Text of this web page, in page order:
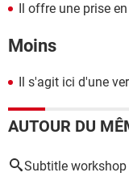
Il offre une prise
Moins
Il s'agit ici d'une
AUTOUR DU
Subtitle